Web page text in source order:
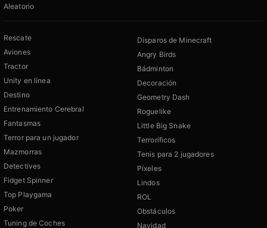
Aleatorio
Rescate
Aviones
Tractor
Unity en línea
Destino
Entrenamiento Cerebral
Fantasmas
Terror para un jugador
Mazmorras
Detectives
Fidget Spinner
Top Playgama
Poker
Tuning de Coches
Disparos de Minecraft
Angry Birds
Bádminton
Decoración
Geometry Dash
Roguelike
Little Big Snake
Terroríficos
Tenis para 2 jugadores
Píxeles
Lindos
ROL
Obstáculos
Navidad